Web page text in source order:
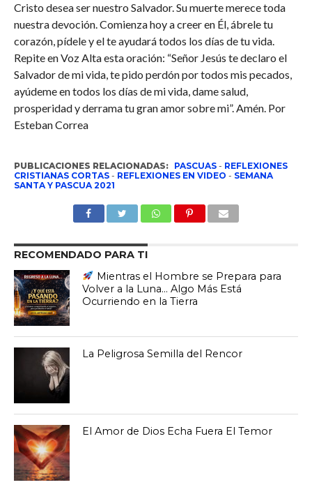
Cristo desea ser nuestro Salvador. Su muerte merece toda
nuestra devoción. Comienza hoy a creer en Él, ábrele tu
corazón, pídele y el te ayudará todos los días de tu vida.
Repite en Voz Alta esta oración: “Señor Jesús te declaro el
Salvador de mi vida, te pido perdón por todos mis pecados,
ayúdeme en todos los días de mi vida, dame salud,
prosperidad y derrama tu gran amor sobre mi”. Amén. Por
Esteban Correa
PUBLICACIONES RELACIONADAS: PASCUAS- REFLEXIONES
CRISTIANAS CORTAS- REFLEXIONES EN VIDEO - SEMANA
SANTA Y PASCUA 2021
RECOMENDADO PARA TI
Mientras el Hombre se Prepara para
Volver a la Luna… Algo Más Está
Ocurriendo en la Tierra
La Peligrosa Semilla del Rencor
El Amor de Dios Echa Fuera El Temor